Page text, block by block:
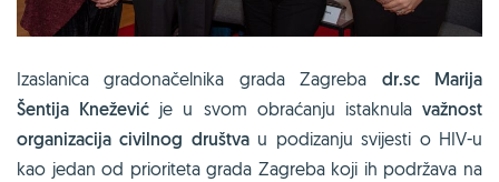
Izaslanica gradonačelnika grada Zagreba dr.sc Marija
Šentija Knežević je u svom obraćanju istaknulavažnost
organizacija civilnog društvau podizanju svijesti o HIV-u
kao jedan od prioriteta grada Zagreba koji ih podržava na